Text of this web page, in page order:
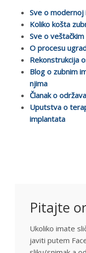
Sve o
Koliko košta
Sve o
O procesu
Rekonstrukcija
Blog o zubnim
njima
Članak o
Uputstva o
implantata
Pitajte
Ukoliko imate
javiti putem